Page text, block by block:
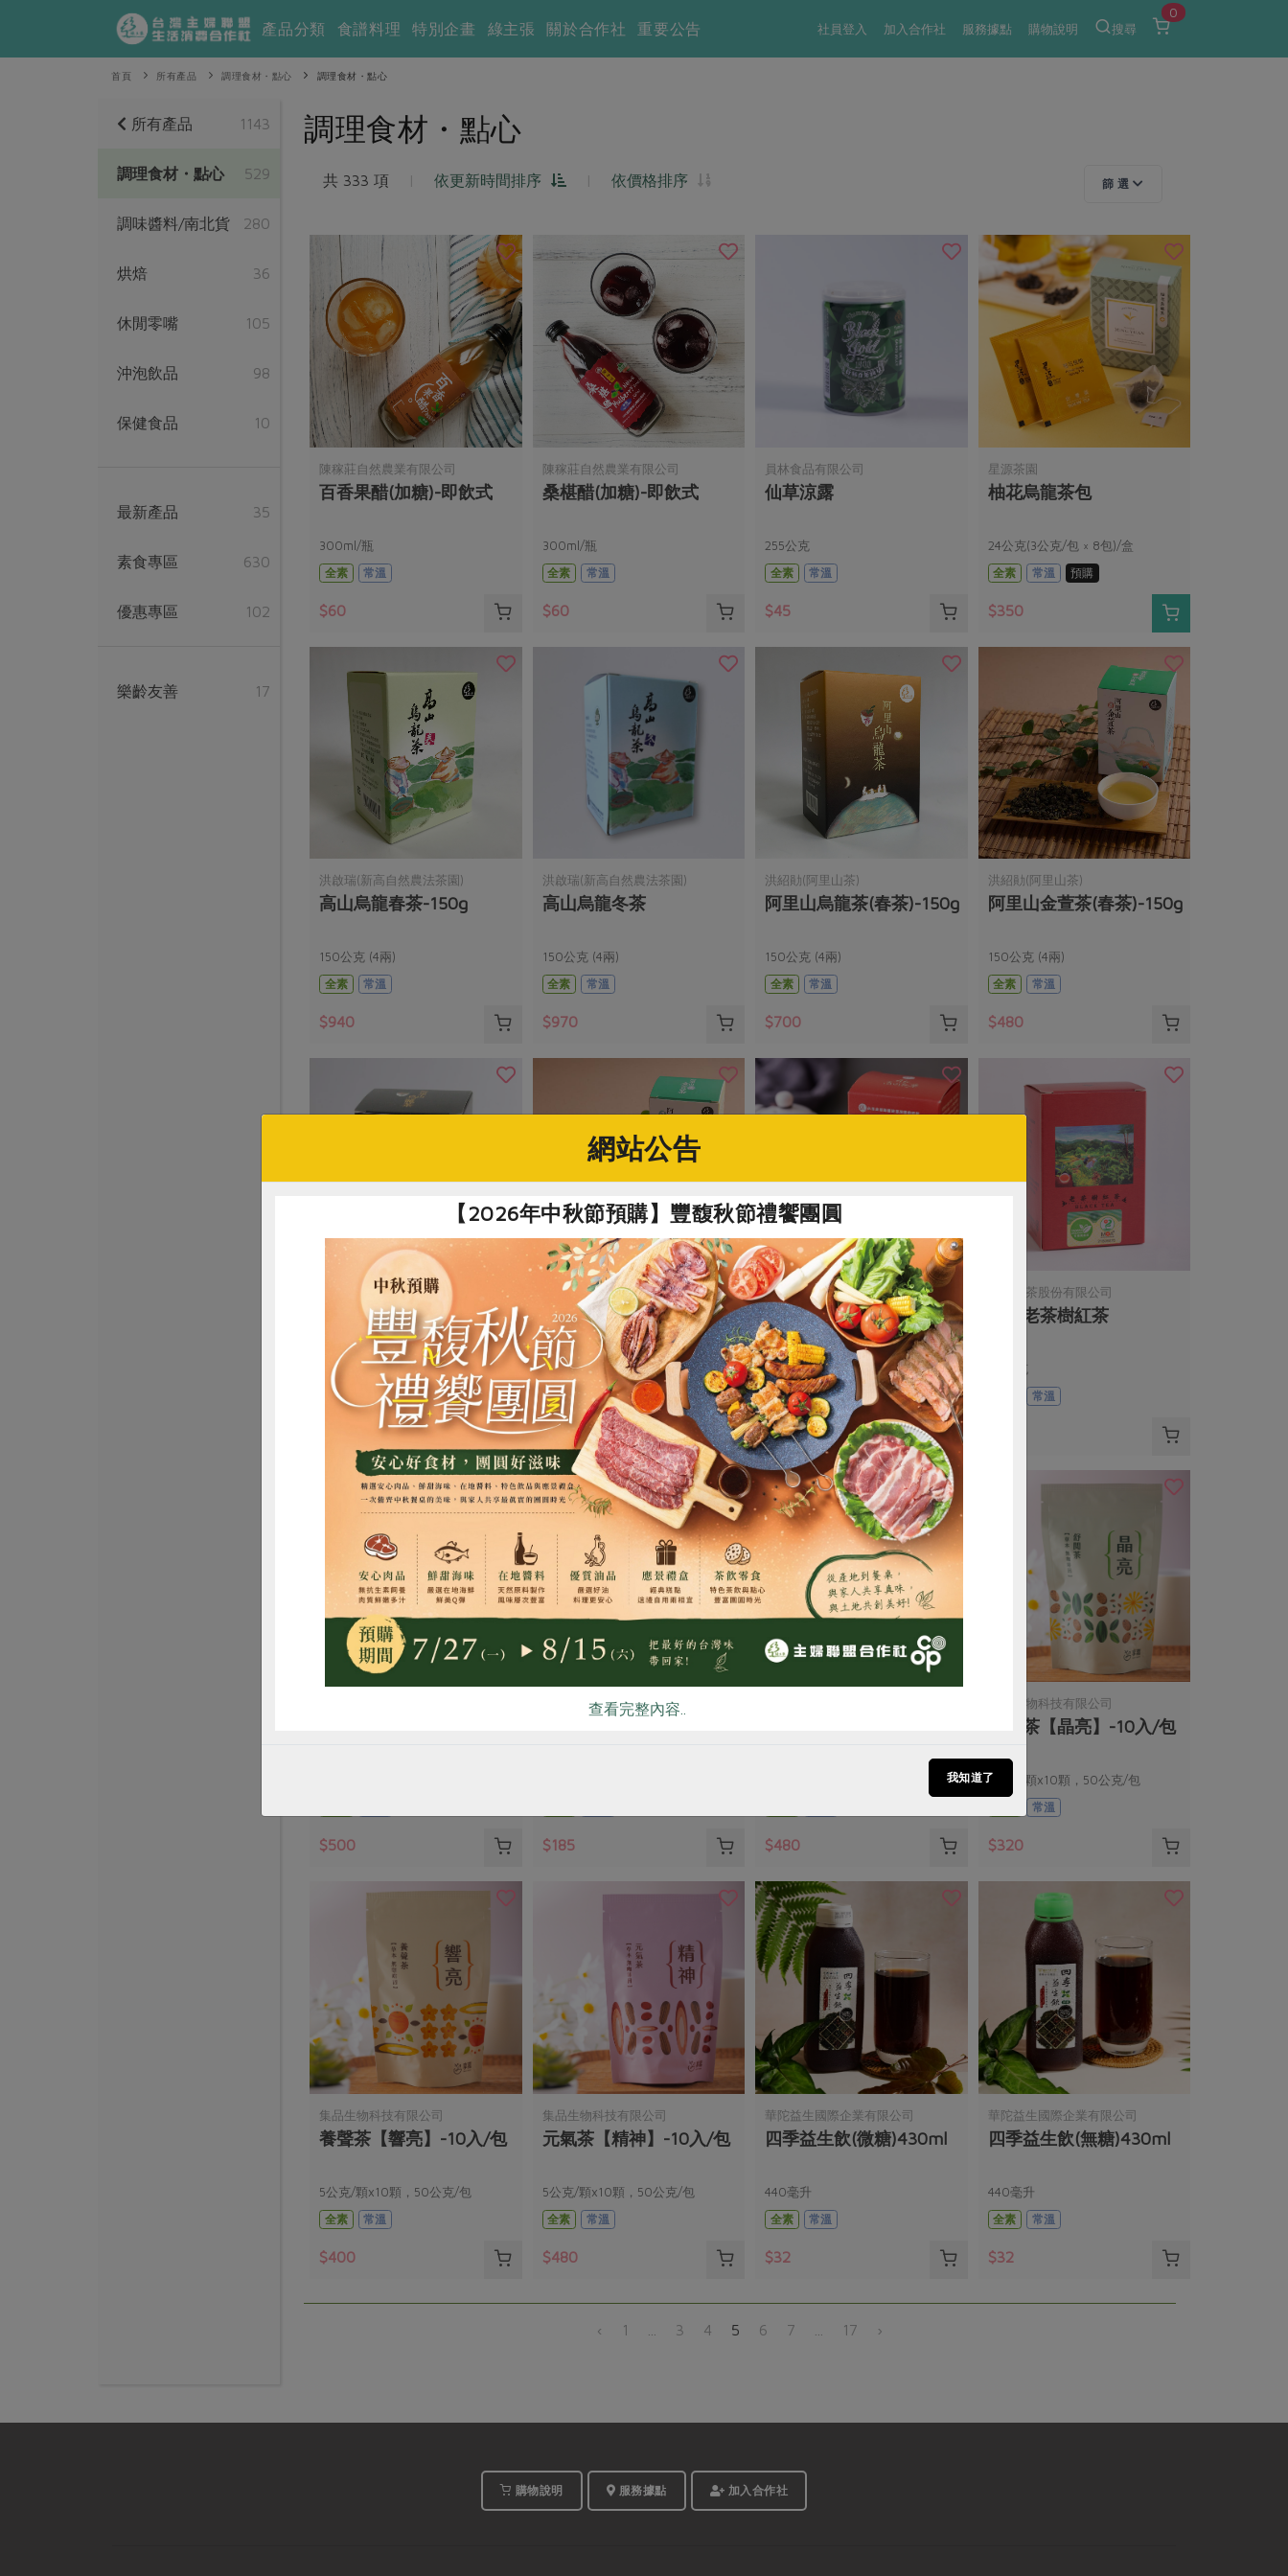
社員登入 加入合作社 服務據點 購物說明 搜尋
0
產品分類 食譜料理 特別企畫 綠主張 關於合作社 重要公告
首頁 所有產品 調理食材・點心 調理食材・點心
調理食材・點心
共 333 項 | 依更新時間排序 | 依價格排序 篩 選
陳稼莊自然農業有限公司
百香果醋(加糖)-即飲式
300ml/瓶
全素
常溫
$60
陳稼莊自然農業有限公司
桑椹醋(加糖)-即飲式
300ml/瓶
全素
常溫
$60
員林食品有限公司
仙草涼露
255公克
全素
常溫
$45
星源茶園
柚花烏龍茶包
24公克(3公克/包 × 8包)/盒
全素
常溫 預購
$350
洪啟瑞(新高自然農法茶園)
高山烏龍春茶-150g
150公克 (4兩)
全素
常溫
$940
洪啟瑞(新高自然農法茶園)
高山烏龍冬茶
150公克 (4兩)
全素
常溫
$970
洪紹勛(阿里山茶)
阿里山烏龍茶(春茶)-150g
150公克 (4兩)
全素
常溫
$700
洪紹勛(阿里山茶)
阿里山金萱茶(春茶)-150g
150公克 (4兩)
全素
常溫
$480
洪紹勛(阿里山茶)
阿里山烏龍茶(冬茶)-150g
150公克
全素
常溫
洪紹勛(阿里山茶)
阿里山金萱茶(冬茶)-150g
150公克
全素
常溫
$500
洪紹勛(阿里山茶)
日紅高山紅茶-150g
150公克
全素
常溫 預購
$670
東邦紅茶股份有限公司
有機老茶樹紅茶
50公克
常溫
$500
洪紹勛(阿里山茶)
$185 $480
集品生物科技有限公司
舒閱茶【晶亮】-10入/包
5公克/顆x10顆，50公克/包
常溫
$320
集品生物科技有限公司
養聲茶【響亮】-10入/包
5公克/顆x10顆，50公克/包
全素
常溫
$400
集品生物科技有限公司
元氣茶【精神】-10入/包
5公克/顆x10顆，50公克/包
全素
常溫
$480
華陀益生國際企業有限公司
四季益生飲(微糖)430ml
440毫升
全素
常溫
$32
華陀益生國際企業有限公司
四季益生飲(無糖)430ml
440毫升
全素
常溫
$32
‹ 1 3 4 5 6 7 17 ›
所有產品 1143
調理食材・點心 529
調味醬料/南北貨 280
烘焙 36
休閒零嘴 105
沖泡飲品 98
保健食品 10
最新產品 35
素食專區 630
優惠專區 102
樂齡友善 17
購物說明 服務據點 加入合作社
惜食 RPET 食譜 減硝酸鹽 雞蛋 食安 共同購買
網站公告
【2026年中秋節預購】豐馥秋節禮饗團圓
查看完整內容..
我知道了